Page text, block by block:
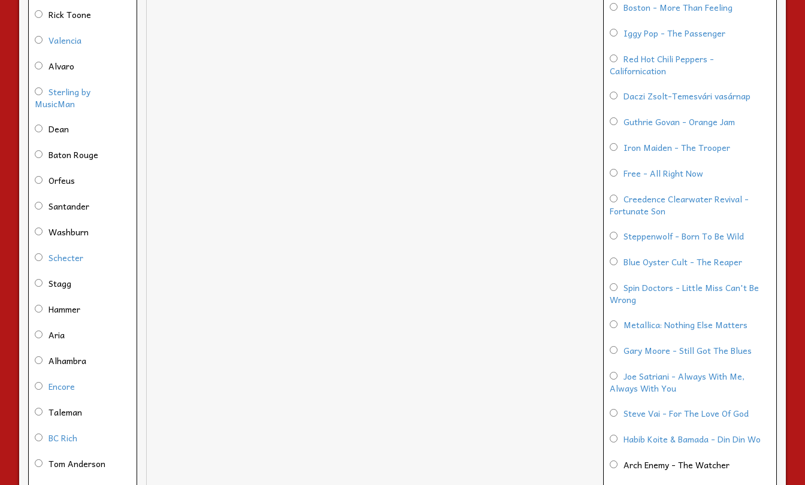
Rick Toone
Valencia
Alvaro
Sterling by
MusicMan
Dean
Baton Rouge
Orfeus
Santander
Washburn
Schecter
Stagg
Hammer
Aria
Alhambra
Encore
Taleman
BC Rich
Tom Anderson
Boston - More Than Feeling
Iggy Pop - The Passenger
Red Hot Chili Peppers -
Californication
Daczi Zsolt-Temesvári vasárnap
Guthrie Govan - Orange Jam
Iron Maiden - The Trooper
Free - All Right Now
Creedence Clearwater Revival -
Fortunate Son
Steppenwolf - Born To Be Wild
Blue Oyster Cult - The Reaper
Spin Doctors - Little Miss Can't Be
Wrong
Metallica: Nothing Else Matters
Gary Moore - Still Got The Blues
Joe Satriani - Always With Me,
Always With You
Steve Vai - For The Love Of God
Habib Koite & Bamada - Din Din Wo
Arch Enemy - The Watcher